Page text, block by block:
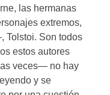
las hermanas
extremos,
Tolstoi. Son todos
estos autores
veces— no hay
y se